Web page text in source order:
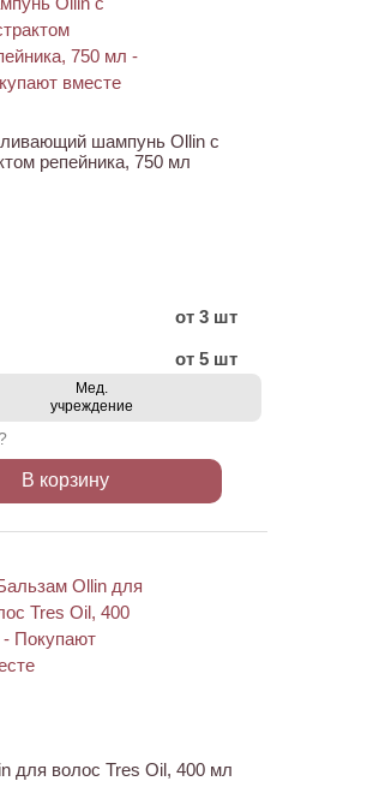
шампунь Ollin с
репейника, 750 мл
от 3 шт
от 5 шт
Мед.
учреждение
В корзину
для волос Tres Oil, 400 мл